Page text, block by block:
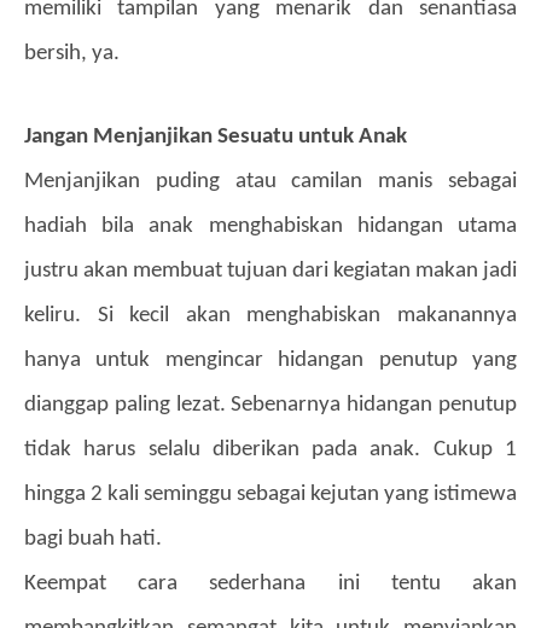
memiliki tampilan yang menarik dan senantiasa
bersih, ya.
Jangan Menjanjikan Sesuatu untuk Anak
Menjanjikan puding atau camilan manis sebagai
hadiah bila anak menghabiskan hidangan utama
justru akan membuat tujuan dari kegiatan makan jadi
keliru. Si kecil akan menghabiskan makanannya
hanya untuk mengincar hidangan penutup yang
dianggap paling lezat. Sebenarnya hidangan penutup
tidak harus selalu diberikan pada anak. Cukup 1
hingga 2 kali seminggu sebagai kejutan yang istimewa
bagi buah hati.
Keempat cara sederhana ini tentu akan